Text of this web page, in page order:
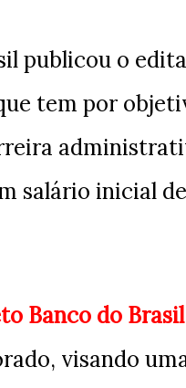
publicou o
tem por
salário inicial de
Banco do Brasil
visando